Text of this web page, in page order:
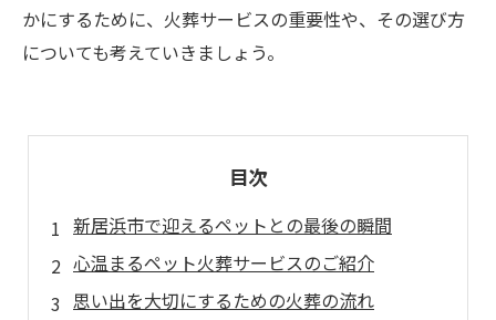
かにするために、火葬サービスの重要性や、その選び方
についても考えていきましょう。
目次
新居浜市で迎えるペットとの最後の瞬間
心温まるペット火葬サービスのご紹介
思い出を大切にするための火葬の流れ